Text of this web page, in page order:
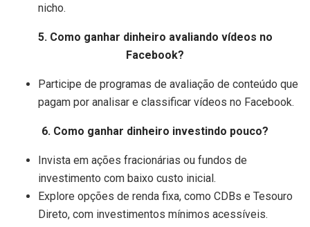
nicho.
5. Como ganhar dinheiro avaliando vídeos no
Facebook?
Participe de programas de avaliação de conteúdo que
pagam por analisar e classificar vídeos no Facebook.
6. Como ganhar dinheiro investindo pouco?
Invista em ações fracionárias ou fundos de
investimento com baixo custo inicial.
Explore opções de renda fixa, como CDBs e Tesouro
Direto, com investimentos mínimos acessíveis.